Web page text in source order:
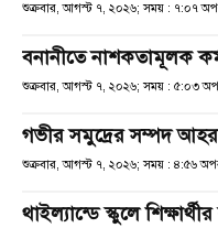
শুক্রবার, আগস্ট ৭, ২০২৬; সময় : ৭:০৭
বনানীতে নাশকতামূলক
শুক্রবার, আগস্ট ৭, ২০২৬; সময় : ৫:০৩
গভীর সমুদ্রের সম্পদ
শুক্রবার, আগস্ট ৭, ২০২৬; সময় : ৪:৫৬
থাইল্যান্ডে স্কুলে